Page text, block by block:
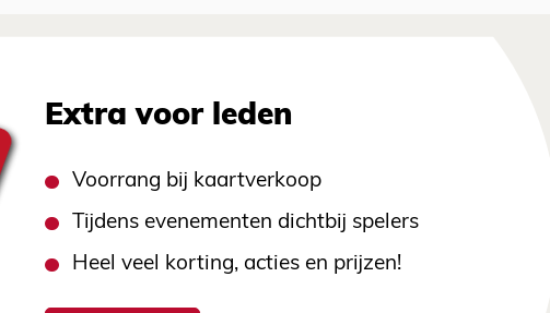
Extra voor leden
Voorrang bij kaartverkoop
Tijdens evenementen dichtbij spelers
Heel veel korting, acties en prijzen!